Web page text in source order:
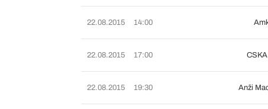
22.08.2015 14:00
22.08.2015 17:00
22.08.2015 19:30 Anži